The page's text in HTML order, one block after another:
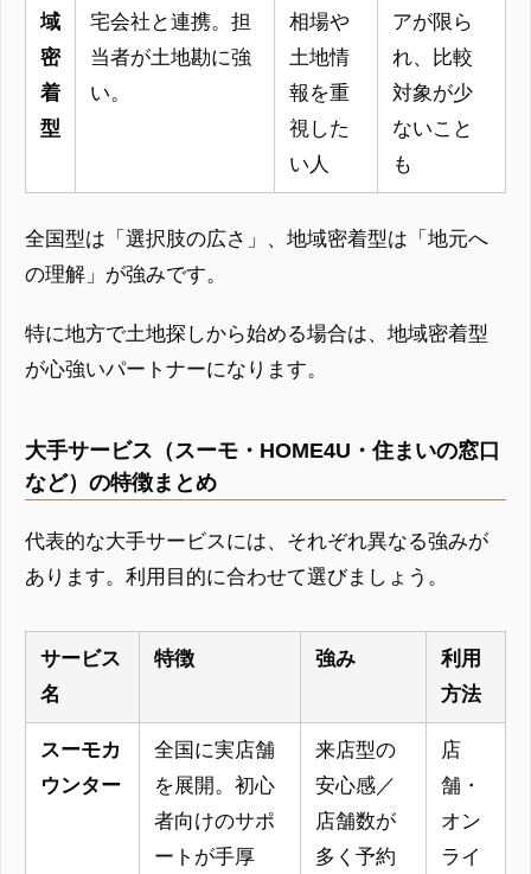
域
密
着
型
宅会社と連携。担
当者が土地勘に強
い。
相場や
土地情
報を重
視した
い人
アが限ら
れ、比較
対象が少
ないこと
も
全国型は「選択肢の広さ」、地域密着型は「地元へ
の理解」が強みです。
特に地方で土地探しから始める場合は、地域密着型
が心強いパートナーになります。
大手サービス（スーモ・HOME4U・住まいの窓口
など）の特徴まとめ
代表的な大手サービスには、それぞれ異なる強みが
あります。利用目的に合わせて選びましょう。
サービス
名
特徴 強み
利用
方法
スーモカ
ウンター
全国に実店舗
を展開。初心
者向けのサポ
ートが手厚
来店型の
安心感／
店舗数が
多く予約
店
舗・
オン
ライ